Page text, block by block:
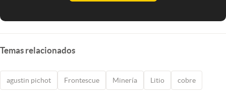
Temas relacionados
agustin pichot Frontescue Minería Litio cobre